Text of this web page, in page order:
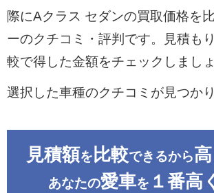
際にAクラス セダンの買取価格を
ーのクチコミ・評判です。見積も
較で得した金額をチェックしまし
選択した車種のクチコミが見つか
見積額を 比較できるから高
あなたの愛車を １番高